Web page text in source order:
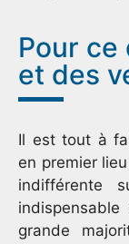
Pour ce
et des
Il est tout à
en premier
indifférente
grande